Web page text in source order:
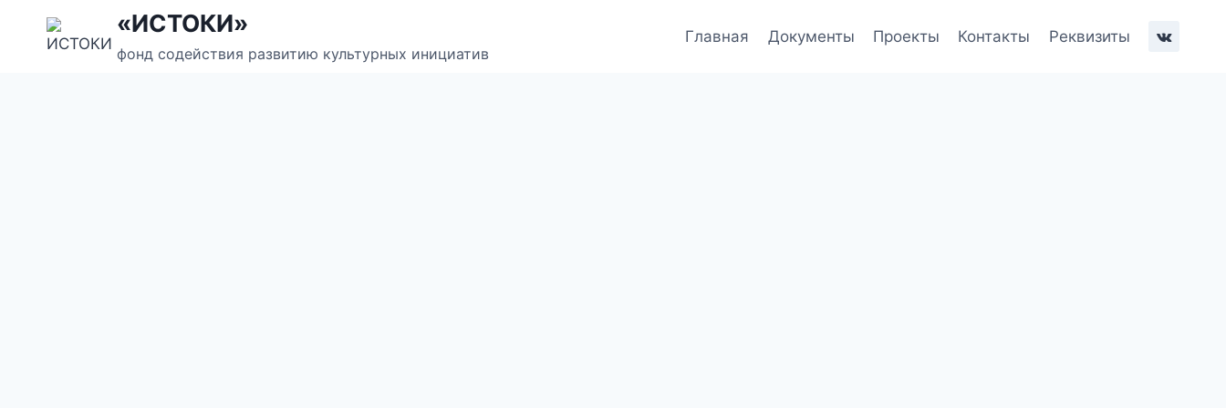
«ИСТОКИ»
фонд содействия развитию культурных инициатив
Главная Документы Проекты Контакты Реквизиты